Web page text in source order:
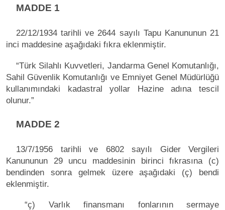
MADDE 1
22/12/1934 tarihli ve 2644 sayılı Tapu Kanununun 21
inci maddesine aşağıdaki fıkra eklenmiştir.
“Türk Silahlı Kuvvetleri, Jandarma Genel Komutanlığı,
Sahil Güvenlik Komutanlığı ve Emniyet Genel Müdürlüğü
kullanımındaki kadastral yollar Hazine adına tescil
olunur.”
MADDE 2
13/7/1956 tarihli ve 6802 sayılı Gider Vergileri
Kanununun 29 uncu maddesinin birinci fıkrasına (c)
bendinden sonra gelmek üzere aşağıdaki (ç) bendi
eklenmiştir.
“ç) Varlık finansmanı fonlarının sermaye